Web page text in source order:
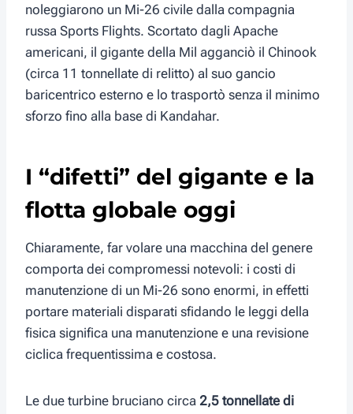
noleggiarono un Mi-26 civile dalla compagnia
russa Sports Flights. Scortato dagli Apache
americani, il gigante della Mil agganciò il Chinook
(circa 11 tonnellate di relitto) al suo gancio
baricentrico esterno e lo trasportò senza il minimo
sforzo fino alla base di Kandahar.
I “difetti” del gigante e la
flotta globale oggi
Chiaramente, far volare una macchina del genere
comporta dei compromessi notevoli: i costi di
manutenzione di un Mi-26 sono enormi, in effetti
portare materiali disparati sfidando le leggi della
fisica significa una manutenzione e una revisione
ciclica frequentissima e costosa.
Le due turbine bruciano circa 2,5 tonnellate di